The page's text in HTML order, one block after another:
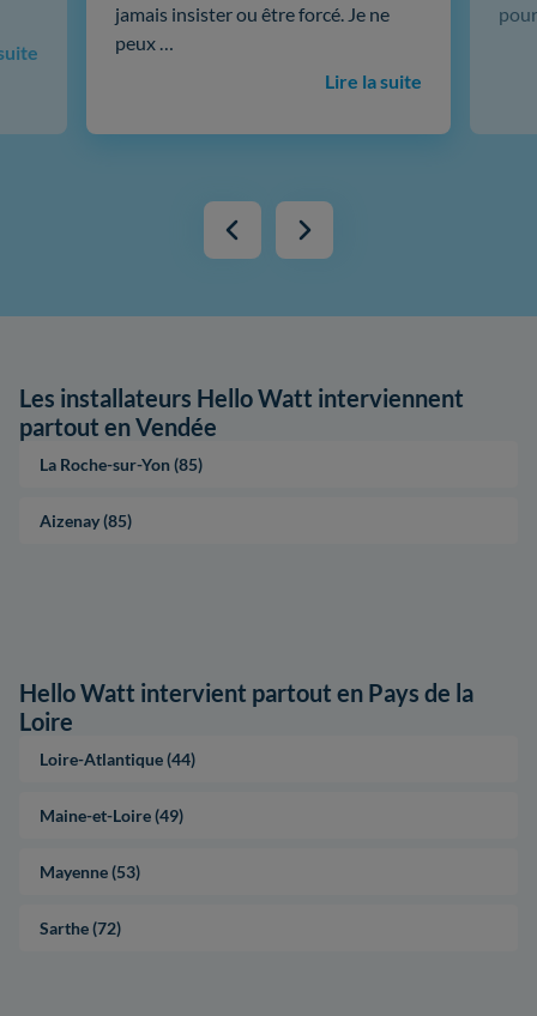
jamais insister ou être forcé. Je ne
peux …
Lire la suite
Les installateurs Hello Watt interviennent
partout en Vendée
La Roche-sur-Yon (85)
Aizenay (85)
Hello Watt intervient partout en Pays de la
Loire
Loire-Atlantique (44)
Maine-et-Loire (49)
Mayenne (53)
Sarthe (72)